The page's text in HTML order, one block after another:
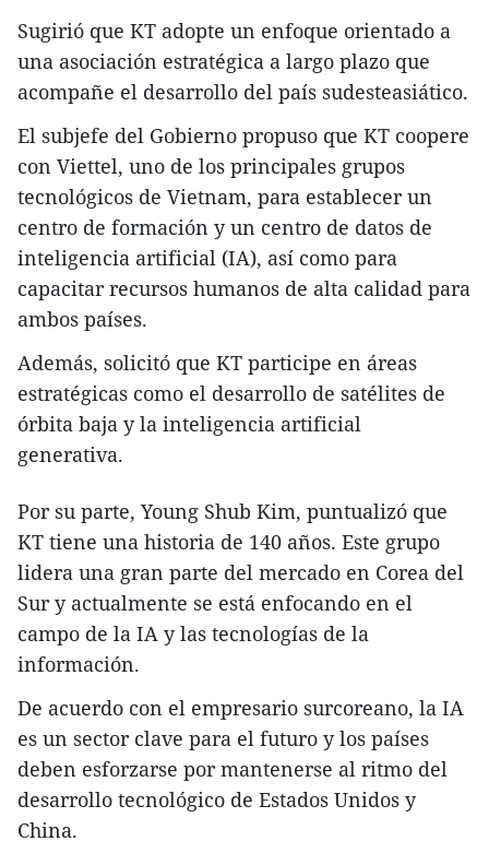
Sugirió que KT adopte un enfoque orientado a
una asociación estratégica a largo plazo que
acompañe el desarrollo del país sudesteasiático.
El subjefe del Gobierno propuso que KT coopere
con Viettel, uno de los principales grupos
tecnológicos de Vietnam, para establecer un
centro de formación y un centro de datos de
inteligencia artificial (IA), así como para
capacitar recursos humanos de alta calidad para
ambos países.
Además, solicitó que KT participe en áreas
estratégicas como el desarrollo de satélites de
órbita baja y la inteligencia artificial
generativa.
Por su parte, Young Shub Kim, puntualizó que
KT tiene una historia de 140 años. Este grupo
lidera una gran parte del mercado en Corea del
Sur y actualmente se está enfocando en el
campo de la IA y las tecnologías de la
información.
De acuerdo con el empresario surcoreano, la IA
es un sector clave para el futuro y los países
deben esforzarse por mantenerse al ritmo del
desarrollo tecnológico de Estados Unidos y
China.